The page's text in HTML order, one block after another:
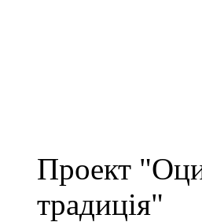
Проект
традиція"